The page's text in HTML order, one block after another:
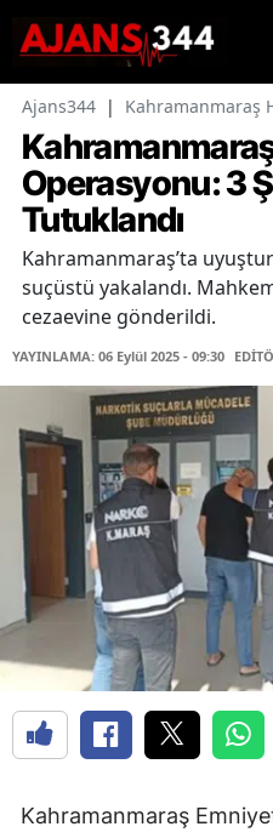
Ajans344 | Kahramanmaraş
Operasyonu: 3
Tutuklandı
Kahramanmaraş’ta
suçüstü yakalandı.
cezaevine gönderildi.
YAYINLAMA: 06 Eylül 2025 - 09:30
Kahramanmaraş